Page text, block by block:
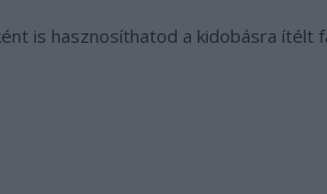
is hasznosíthatod a kidobásra ítélt